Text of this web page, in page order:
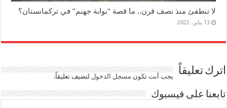
لا تنطفئ منذ نصف قرن.. ما قصة “بوابة جهنم” في تركمانستان؟
13 يناير، 2022
اترك تعليقاً يجب أنت تكون مسجل الدخوللتضيف تعليقاً.
تابعنا على فيسبوك